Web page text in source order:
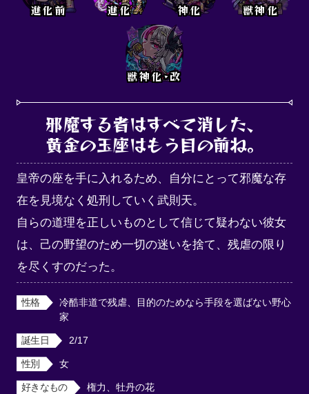
進化前 進化 神化 獣神化
獣神化･改
邪魔する者はすべて消した、
黄金の玉座はもう目の前ね。
皇帝の座を手に入れるため、自分にとって邪魔な存
在を見境なく処刑していく武則天。
自らの道理を正しいものとして信じて疑わない彼女
は、己の野望のため一切の迷いを捨て、残虐の限り
を尽くすのだった。
性格
冷酷非道で残虐、目的のためなら手段を選ばない野心
家
誕生日 2/17
性別 女
好きなもの 権力、牡丹の花